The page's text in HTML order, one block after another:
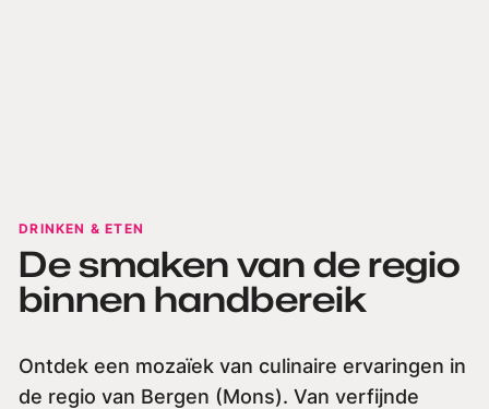
DRINKEN & ETEN
De smaken van de regio
binnen handbereik
Ontdek een mozaïek van culinaire ervaringen in
de regio van Bergen (Mons). Van verfijnde